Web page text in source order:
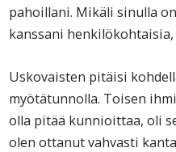
pahoillani. Mikäli sinulla
kanssani
Uskovaisten pitäisi
myötätunnolla. Toisen
olla pitää kunnioittaa, oli
olen ottanut vahvasti